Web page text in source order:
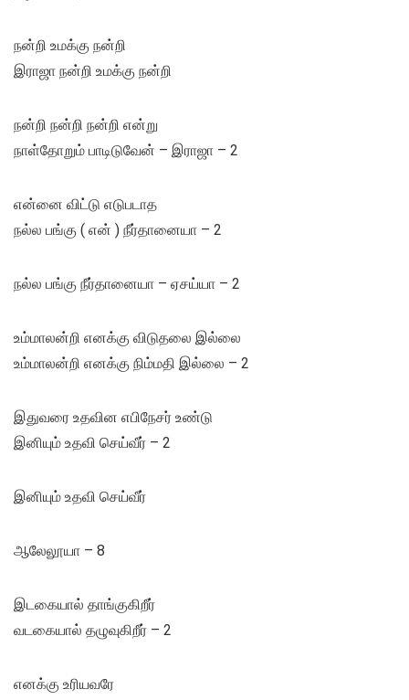
நன்றி உமக்கு நன்றி
இராஜா நன்றி உமக்கு நன்றி
நன்றி நன்றி நன்றி என்று
நாள்தோறும் பாடிடுவேன் – இராஜா – 2
என்னை விட்டு எடுபடாத
நல்ல பங்கு ( என் ) நீர்தானையா – 2
நல்ல பங்கு நீர்தானையா – ஏசய்யா – 2
உம்மாலன்றி எனக்கு விடுதலை இல்லை
உம்மாலன்றி எனக்கு நிம்மதி இல்லை – 2
இதுவரை உதவின எபிநேசர் உண்டு
இனியும் உதவி செய்வீர் – 2
இனியும் உதவி செய்வீர்
ஆலேலூயா – 8
இடகையால் தாங்குகிறீர்
வடகையால் தழுவுகிறீர் – 2
எனக்கு உரியவரே